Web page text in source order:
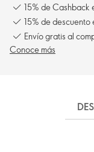
15% de Cashback
15% de
Envío gratis al
Conoce más